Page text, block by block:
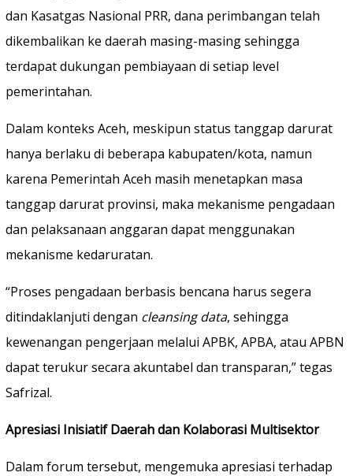
dan Kasatgas Nasional PRR, dana perimbangan telah
dikembalikan ke daerah masing-masing sehingga
terdapat dukungan pembiayaan di setiap level
pemerintahan.
Dalam konteks Aceh, meskipun status tanggap darurat
hanya berlaku di beberapa kabupaten/kota, namun
karena Pemerintah Aceh masih menetapkan masa
tanggap darurat provinsi, maka mekanisme pengadaan
dan pelaksanaan anggaran dapat menggunakan
mekanisme kedaruratan.
“Proses pengadaan berbasis bencana harus segera
ditindaklanjuti dengan cleansing data, sehingga
kewenangan pengerjaan melalui APBK, APBA, atau APBN
dapat terukur secara akuntabel dan transparan,” tegas
Safrizal.
Apresiasi Inisiatif Daerah dan Kolaborasi Multisektor
Dalam forum tersebut, mengemuka apresiasi terhadap